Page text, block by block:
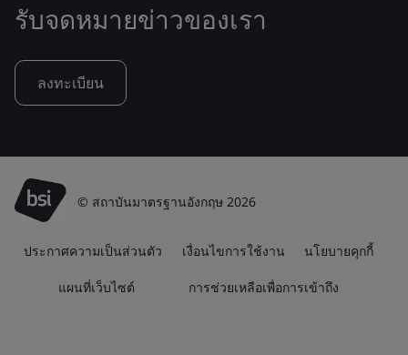
รับจดหมายข่าวของเรา
ลงทะเบียน
© สถาบันมาตรฐานอังกฤษ 2026
ประกาศความเป็นส่วนตัว เงื่อนไขการใช้งาน นโยบายคุกกี้
แผนที่เว็บไซต์ การช่วยเหลือเพื่อการเข้าถึง